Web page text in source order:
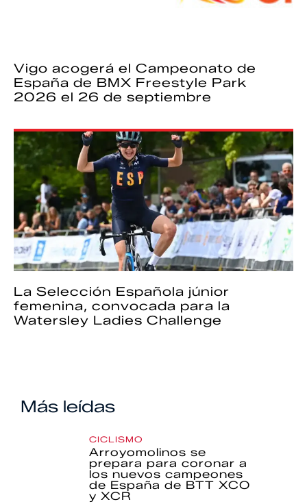
Vigo acogerá el Campeonato de
España de BMX Freestyle Park
2026 el 26 de septiembre
La Selección Española júnior
femenina, convocada para la
Watersley Ladies Challenge
Más leídas
CICLISMO
Arroyomolinos se
prepara para coronar a
los nuevos campeones
de España de BTT XCO
y XCR